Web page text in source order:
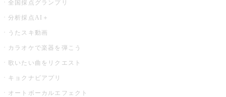
全国採点グランプリ
分析採点AI＋
うたスキ動画
カラオケで楽器を弾こう
歌いたい曲をリクエスト
キョクナビアプリ
オートボーカルエフェクト